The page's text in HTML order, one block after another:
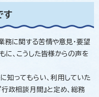
す
務に関する苦情や意見・要望
に、こうした皆様からの声を
知ってもらい、利用していた
政相談月間』と定め、総務